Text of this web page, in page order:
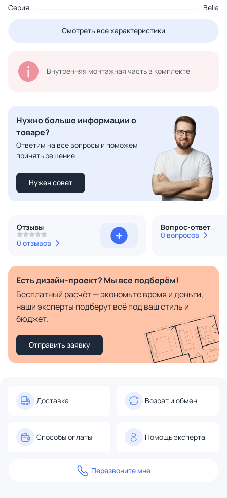
Серия
Bella
Смотреть все характеристики
Внутренняя монтажная часть в комплекте
Нужно больше информации о
товаре?
Ответим на все вопросы и поможем
принять решение
Нужен совет
Отзывы
0 отзывов
Вопрос-ответ
0 вопросов
Есть дизайн-проект? Мы все подберём!
Бесплатный расчёт — экономьте время и деньги,
наши эксперты подберут всё под ваш стиль и
бюджет.
Отправить заявку
Доставка Возрат и обмен
Способы оплаты Помощь эксперта
Перезвоните мне